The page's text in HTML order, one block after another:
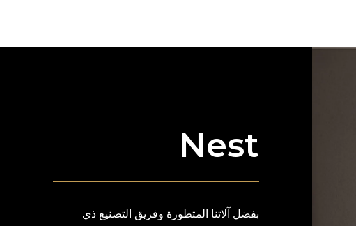
Nest
بفضل آلاتنا المتطورة وفريق التصنيع ذي